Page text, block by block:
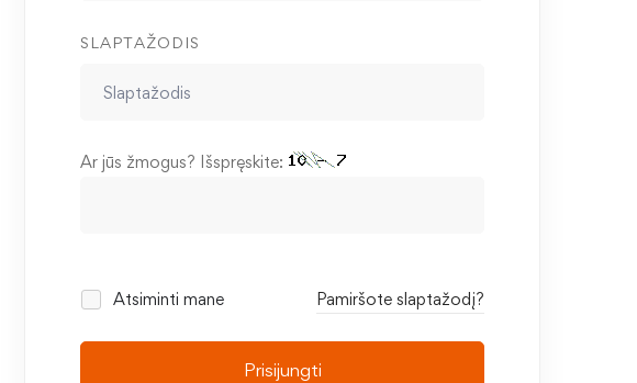
SLAPTAŽODIS
Ar jūs žmogus? Išspręskite:
Atsiminti mane Pamiršote slaptažodį?
Prisijungti